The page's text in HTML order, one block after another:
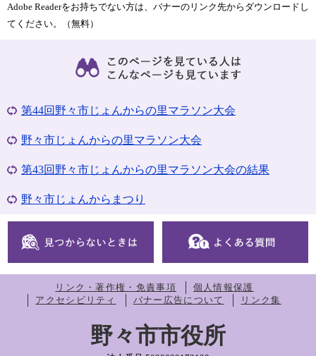
Adobe Readerをお持ちでない方は、バナーのリンク先からダウンロードし
てください。（無料）
第44回野々市じょんからの里マラソン大会
野々市じょんからの里マラソン大会
第43回野々市じょんからの里マラソン大会の結果
野々市じょんからまつり
リンク・著作権・免責事項
個人情報保護
アクセシビリティ
バナー広告について リンク集
野々市市役所